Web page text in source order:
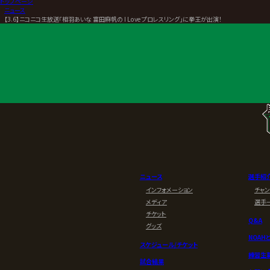
ニュース
【3.6】ニコニコ生放送「相羽あいな 富田麻帆の I Love プロレスリング」に拳王が出演！
ニュース
インフォメーション
メディア
チケット
グッズ
スケジュール/チケット
試合結果
選手紹
チャ
選手
Q&A
NOAH
練習生